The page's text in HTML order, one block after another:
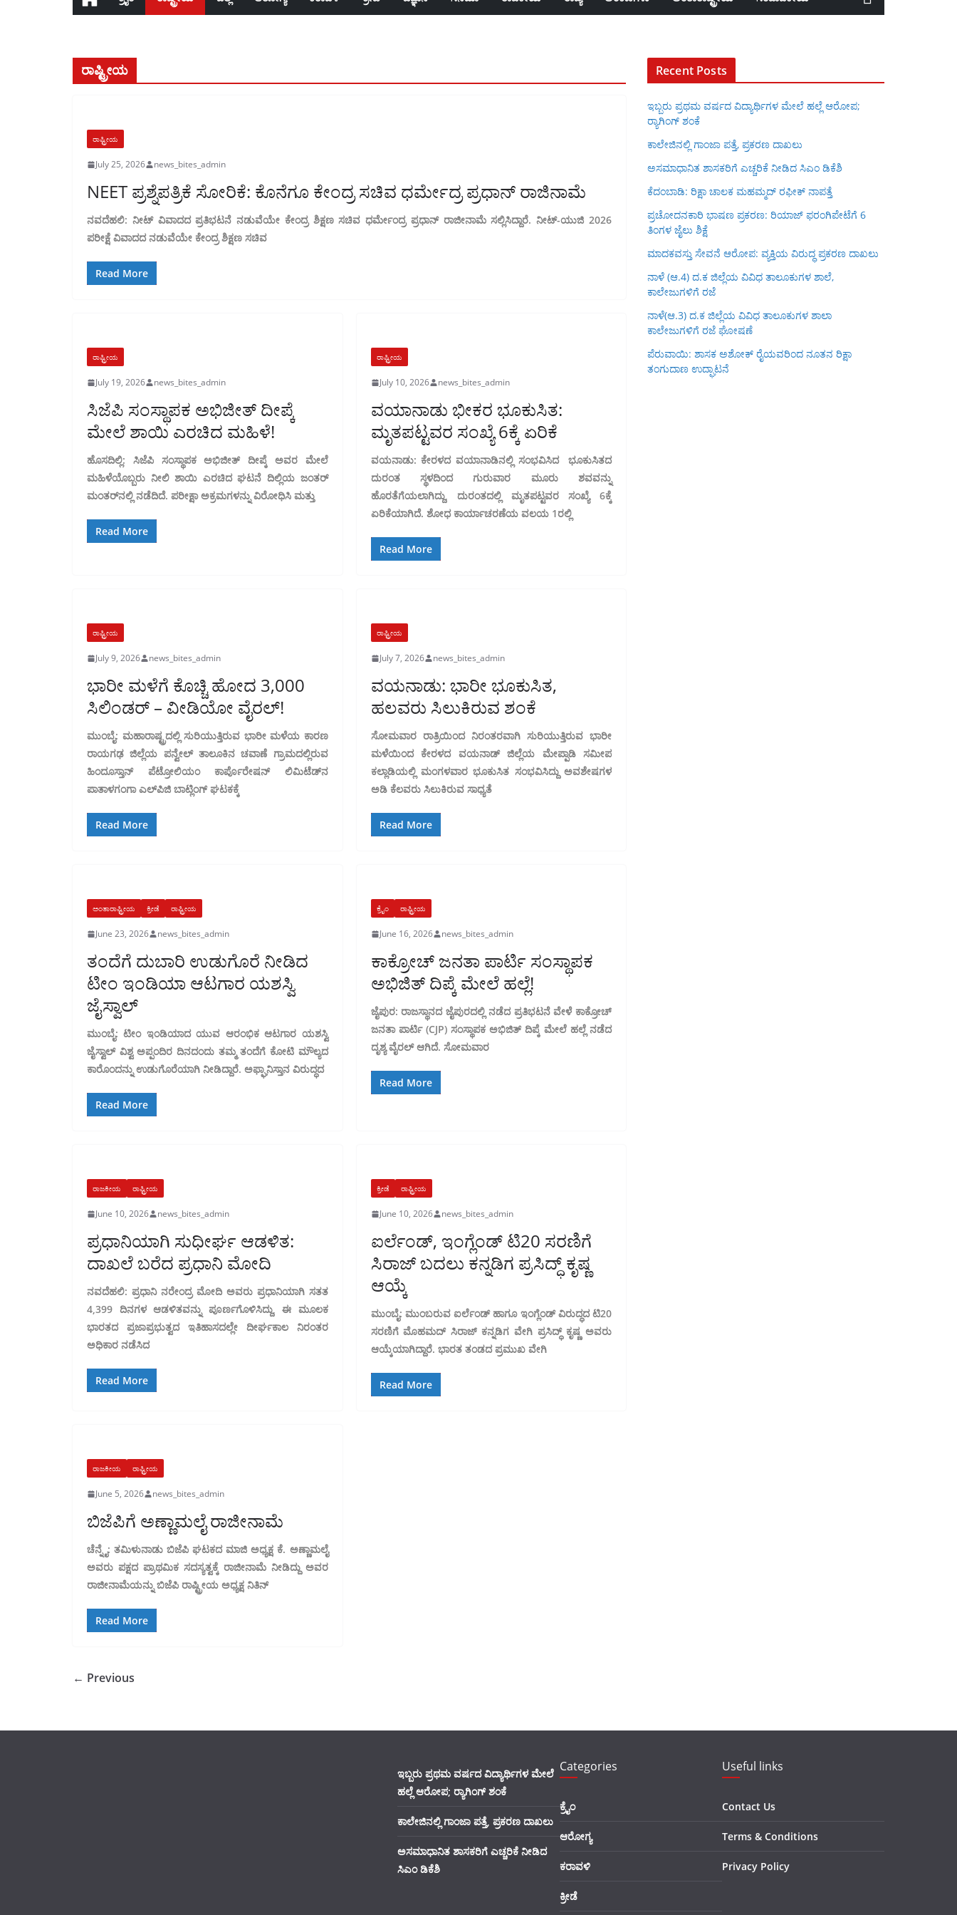
ರಾಷ್ಟ್ರೀಯ
ರಾಷ್ಟ್ರೀಯ
July 25, 2026 news_bites_admin
NEET ಪ್ರಶ್ನೆಪತ್ರಿಕೆ ಸೋರಿಕೆ: ಕೊನೆಗೂ ಕೇಂದ್ರ ಸಚಿವ ಧರ್ಮೇದ್ರ ಪ್ರಧಾನ್ ರಾಜಿನಾಮೆ
ನವದೆಹಲಿ: ನೀಟ್ ವಿವಾದದ ಪ್ರತಿಭಟನೆ ನಡುವೆಯೇ ಕೇಂದ್ರ ಶಿಕ್ಷಣ ಸಚಿವ ಧರ್ಮೇಂದ್ರ ಪ್ರಧಾನ್ ರಾಜೀನಾಮೆ ಸಲ್ಲಿಸಿದ್ದಾರೆ. ನೀಟ್-ಯುಜಿ 2026
ಪರೀಕ್ಷೆ ವಿವಾದದ ನಡುವೆಯೇ ಕೇಂದ್ರ ಶಿಕ್ಷಣ ಸಚಿವ
Read More
ರಾಷ್ಟ್ರೀಯ
July 19, 2026 news_bites_admin
ಸಿಜೆಪಿ ಸಂಸ್ಥಾಪಕ ಅಭಿಜೀತ್ ದೀಪ್ಕೆ
ಮೇಲೆ ಶಾಯಿ ಎರಚಿದ ಮಹಿಳೆ!
ಹೊಸದಿಲ್ಲಿ: ಸಿಜೆಪಿ ಸಂಸ್ಥಾಪಕ ಅಭಿಜೀತ್ ದೀಪ್ಕೆ ಅವರ ಮೇಲೆ
ಮಹಿಳೆಯೊಬ್ಬರು ನೀಲಿ ಶಾಯಿ ಎರಚಿದ ಘಟನೆ ದಿಲ್ಲಿಯ ಜಂತರ್
ಮಂತರ್‌ನಲ್ಲಿ ನಡೆದಿದೆ. ಪರೀಕ್ಷಾ ಅಕ್ರಮಗಳನ್ನು ವಿರೋಧಿಸಿ ಮತ್ತು
Read More
ರಾಷ್ಟ್ರೀಯ
July 10, 2026 news_bites_admin
ವಯಾನಾಡು ಭೀಕರ ಭೂಕುಸಿತ:
ಮೃತಪಟ್ಟವರ ಸಂಖ್ಯೆ 6ಕ್ಕೆ ಏರಿಕೆ
ವಯನಾಡು: ಕೇರಳದ ವಯಾನಾಡಿನಲ್ಲಿ ಸಂಭವಿಸಿದ ಭೂಕುಸಿತದ
ದುರಂತ ಸ್ಥಳದಿಂದ ಗುರುವಾರ ಮೂರು ಶವವನ್ನು
ಹೊರತೆಗೆಯಲಾಗಿದ್ದು, ದುರಂತದಲ್ಲಿ ಮೃತಪಟ್ಟವರ ಸಂಖ್ಯೆ 6ಕ್ಕೆ
ಏರಿಕೆಯಾಗಿದೆ. ಶೋಧ ಕಾರ್ಯಾಚರಣೆಯ ವಲಯ 1ರಲ್ಲಿ
Read More
ರಾಷ್ಟ್ರೀಯ
July 9, 2026 news_bites_admin
ಭಾರೀ ಮಳೆಗೆ ಕೊಚ್ಚಿ ಹೋದ 3,000
ಸಿಲಿಂಡರ್ – ವೀಡಿಯೋ ವೈರಲ್‌!
ಮುಂಬೈ: ಮಹಾರಾಷ್ಟ್ರದಲ್ಲಿ ಸುರಿಯುತ್ತಿರುವ ಭಾರೀ ಮಳೆಯ ಕಾರಣ
ರಾಯಗಢ ಜಿಲ್ಲೆಯ ಪನ್ವೇಲ್ ತಾಲೂಕಿನ ಚವಾಣೆ ಗ್ರಾಮದಲ್ಲಿರುವ
ಹಿಂದೂಸ್ತಾನ್ ಪೆಟ್ರೋಲಿಯಂ ಕಾರ್ಪೊರೇಷನ್ ಲಿಮಿಟೆಡ್‌ನ
ಪಾತಾಳಗಂಗಾ ಎಲ್‌ಪಿಜಿ ಬಾಟ್ಲಿಂಗ್ ಘಟಕಕ್ಕೆ
Read More
ರಾಷ್ಟ್ರೀಯ
July 7, 2026 news_bites_admin
ವಯನಾಡು: ಭಾರೀ ಭೂಕುಸಿತ,
ಹಲವರು ಸಿಲುಕಿರುವ ಶಂಕೆ
ಸೋಮವಾರ ರಾತ್ರಿಯಿಂದ ನಿರಂತರವಾಗಿ ಸುರಿಯುತ್ತಿರುವ ಭಾರೀ
ಮಳೆಯಿಂದ ಕೇರಳದ ವಯನಾಡ್ ಜಿಲ್ಲೆಯ ಮೇಪ್ಪಾಡಿ ಸಮೀಪ
ಕಲ್ಲಾಡಿಯಲ್ಲಿ ಮಂಗಳವಾರ ಭೂಕುಸಿತ ಸಂಭವಿಸಿದ್ದು ಅವಶೇಷಗಳ
ಅಡಿ ಕೆಲವರು ಸಿಲುಕಿರುವ ಸಾಧ್ಯತೆ
Read More
ಅಂತಾರಾಷ್ಟ್ರೀಯ ಕ್ರೀಡೆ ರಾಷ್ಟ್ರೀಯ
June 23, 2026 news_bites_admin
ತಂದೆಗೆ ದುಬಾರಿ ಉಡುಗೊರೆ ನೀಡಿದ
ಟೀಂ ಇಂಡಿಯಾ ಆಟಗಾರ ಯಶಸ್ವಿ
ಜೈಸ್ವಾಲ್
ಮುಂಬೈ: ಟೀಂ ಇಂಡಿಯಾದ ಯುವ ಆರಂಭಿಕ ಆಟಗಾರ ಯಶಸ್ವಿ
ಜೈಸ್ವಾಲ್ ವಿಶ್ವ ಅಪ್ಪಂದಿರ ದಿನದಂದು ತಮ್ಮ ತಂದೆಗೆ ಕೋಟಿ ಮೌಲ್ಯದ
ಕಾರೊಂದನ್ನು ಉಡುಗೊರೆಯಾಗಿ ನೀಡಿದ್ದಾರೆ. ಅಫ್ಘಾನಿಸ್ತಾನ ವಿರುದ್ಧದ
Read More
ಕ್ರೈಂ ರಾಷ್ಟ್ರೀಯ
June 16, 2026 news_bites_admin
ಕಾಕ್ರೋಚ್ ಜನತಾ ಪಾರ್ಟಿ ಸಂಸ್ಥಾಪಕ
ಅಭಿಜಿತ್ ದಿಪ್ಕೆ ಮೇಲೆ ಹಲ್ಲೆ!
ಜೈಪುರ: ರಾಜಸ್ಥಾನದ ಜೈಪುರದಲ್ಲಿ ನಡೆದ ಪ್ರತಿಭಟನೆ ವೇಳೆ ಕಾಕ್ರೋಚ್
ಜನತಾ ಪಾರ್ಟಿ (CJP) ಸಂಸ್ಥಾಪಕ ಅಭಿಜಿತ್ ದಿಪ್ಕೆ ಮೇಲೆ ಹಲ್ಲೆ ನಡೆದ
ದೃಶ್ಯ ವೈರಲ್ ಆಗಿದೆ. ಸೋಮವಾರ
Read More
ರಾಜಕೀಯ ರಾಷ್ಟ್ರೀಯ
June 10, 2026 news_bites_admin
ಪ್ರಧಾನಿಯಾಗಿ ಸುಧೀರ್ಘ ಆಡಳಿತ:
ದಾಖಲೆ ಬರೆದ ಪ್ರಧಾನಿ ಮೋದಿ
ನವದೆಹಲಿ: ಪ್ರಧಾನಿ ನರೇಂದ್ರ ಮೋದಿ ಅವರು ಪ್ರಧಾನಿಯಾಗಿ ಸತತ
4,399 ದಿನಗಳ ಆಡಳಿತವನ್ನು ಪೂರ್ಣಗೊಳಿಸಿದ್ದು, ಈ ಮೂಲಕ
ಭಾರತದ ಪ್ರಜಾಪ್ರಭುತ್ವದ ಇತಿಹಾಸದಲ್ಲೇ ದೀರ್ಘಕಾಲ ನಿರಂತರ
ಅಧಿಕಾರ ನಡೆಸಿದ
Read More
ಕ್ರೀಡೆ ರಾಷ್ಟ್ರೀಯ
June 10, 2026 news_bites_admin
ಐರ್ಲೆಂಡ್, ಇಂಗ್ಲೆಂಡ್ ಟಿ20 ಸರಣಿಗೆ
ಸಿರಾಜ್ ಬದಲು ಕನ್ನಡಿಗ ಪ್ರಸಿದ್ಧ್ ಕೃಷ್ಣ
ಆಯ್ಕೆ
ಮುಂಬೈ: ಮುಂಬರುವ ಐರ್ಲೆಂಡ್ ಹಾಗೂ ಇಂಗ್ಲೆಂಡ್ ವಿರುದ್ಧದ ಟಿ20
ಸರಣಿಗೆ ಮೊಹಮದ್ ಸಿರಾಜ್ ಕನ್ನಡಿಗ ವೇಗಿ ಪ್ರಸಿದ್ಧ್ ಕೃಷ್ಣ ಅವರು
ಆಯ್ಕೆಯಾಗಿದ್ದಾರೆ. ಭಾರತ ತಂಡದ ಪ್ರಮುಖ ವೇಗಿ
Read More
ರಾಜಕೀಯ ರಾಷ್ಟ್ರೀಯ
June 5, 2026 news_bites_admin
ಬಿಜೆಪಿಗೆ ಅಣ್ಣಾಮಲೈ ರಾಜೀನಾಮೆ
ಚೆನ್ನೈ: ತಮಿಳುನಾಡು ಬಿಜೆಪಿ ಘಟಕದ ಮಾಜಿ ಅಧ್ಯಕ್ಷ ಕೆ. ಅಣ್ಣಾಮಲೈ
ಅವರು ಪಕ್ಷದ ಪ್ರಾಥಮಿಕ ಸದಸ್ಯತ್ವಕ್ಕೆ ರಾಜೀನಾಮೆ ನೀಡಿದ್ದು ಅವರ
ರಾಜೀನಾಮೆಯನ್ನು ಬಿಜೆಪಿ ರಾಷ್ಟ್ರೀಯ ಅಧ್ಯಕ್ಷ ನಿತಿನ್
Read More
← Previous
Recent Posts
ಇಬ್ಬರು ಪ್ರಥಮ ವರ್ಷದ ವಿದ್ಯಾರ್ಥಿಗಳ ಮೇಲೆ ಹಲ್ಲೆ ಆರೋಪ;
ರ‍್ಯಾಗಿಂಗ್ ಶಂಕೆ
ಕಾಲೇಜಿನಲ್ಲಿ ಗಾಂಜಾ ಪತ್ತೆ, ಪ್ರಕರಣ ದಾಖಲು
ಅಸಮಾಧಾನಿತ ಶಾಸಕರಿಗೆ ಎಚ್ಚರಿಕೆ ನೀಡಿದ ಸಿಎಂ ಡಿಕೆಶಿ
ಕೆದಂಬಾಡಿ: ರಿಕ್ಷಾ ಚಾಲಕ ಮಹಮ್ಮದ್ ರಫೀಕ್ ನಾಪತ್ತೆ
ಪ್ರಚೋದನಕಾರಿ ಭಾಷಣ ಪ್ರಕರಣ: ರಿಯಾಜ್ ಫರಂಗಿಪೇಟೆಗೆ 6
ತಿಂಗಳ ಜೈಲು ಶಿಕ್ಷೆ
ಮಾದಕವಸ್ತು ಸೇವನೆ ಆರೋಪ: ವ್ಯಕ್ತಿಯ ವಿರುದ್ಧ ಪ್ರಕರಣ ದಾಖಲು
ನಾಳೆ (ಆ.4) ದ.ಕ ಜಿಲ್ಲೆಯ ವಿವಿಧ ತಾಲೂಕುಗಳ ಶಾಲೆ,
ಕಾಲೇಜುಗಳಿಗೆ ರಜೆ
ನಾಳೆ(ಆ.3) ದ.ಕ ಜಿಲ್ಲೆಯ ವಿವಿಧ ತಾಲೂಕುಗಳ ಶಾಲಾ
ಕಾಲೇಜುಗಳಿಗೆ ರಜೆ ಘೋಷಣೆ
ಪೆರುವಾಯಿ: ಶಾಸಕ ಅಶೋಕ್ ರೈಯವರಿಂದ ನೂತನ ರಿಕ್ಷಾ
ತಂಗುದಾಣ ಉದ್ಘಾಟನೆ
ಇಬ್ಬರು ಪ್ರಥಮ ವರ್ಷದ ವಿದ್ಯಾರ್ಥಿಗಳ ಮೇಲೆ
ಹಲ್ಲೆ ಆರೋಪ; ರ‍್ಯಾಗಿಂಗ್ ಶಂಕೆ
ಕಾಲೇಜಿನಲ್ಲಿ ಗಾಂಜಾ ಪತ್ತೆ, ಪ್ರಕರಣ ದಾಖಲು
ಅಸಮಾಧಾನಿತ ಶಾಸಕರಿಗೆ ಎಚ್ಚರಿಕೆ ನೀಡಿದ
ಸಿಎಂ ಡಿಕೆಶಿ
Categories
ಕ್ರೈಂ
ಆರೋಗ್ಯ
ಕರಾವಳಿ
ಕ್ರೀಡೆ
Useful links
Contact Us
Terms & Conditions
Privacy Policy